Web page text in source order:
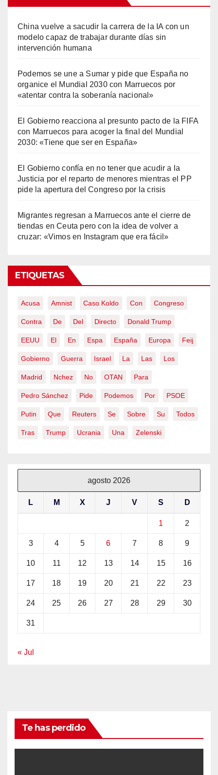
China vuelve a sacudir la carrera de la IA con un
modelo capaz de trabajar durante días sin
intervención humana
Podemos se une a Sumar y pide que España no
organice el Mundial 2030 con Marruecos por
«atentar contra la soberanía nacional»
El Gobierno reacciona al presunto pacto de la FIFA
con Marruecos para acoger la final del Mundial
2030: «Tiene que ser en España»
El Gobierno confía en no tener que acudir a la
Justicia por el reparto de menores mientras el PP
pide la apertura del Congreso por la crisis
Migrantes regresan a Marruecos ante el cierre de
tiendas en Ceuta pero con la idea de volver a
cruzar: «Vimos en Instagram que era fácil»
ETIQUETAS
Acusa Amnist Caso Koldo Con Congreso
Contra De Del Directo Donald Trump
EEUU El En Espa España Europa Feij
Gobierno Guerra Israel La Las Los
Madrid Nchez No OTAN Para
Pedro Sánchez Pide Podemos Por PSOE
Putin Que Reuters Se Sobre Su Todos
Tras Trump Ucrania Una Zelenski
agosto 2026
L M X J V S D
1 2
3 4 5 6 7 8 9
10 11 12 13 14 15 16
17 18 19 20 21 22 23
24 25 26 27 28 29 30
31
« Jul
Te has perdido